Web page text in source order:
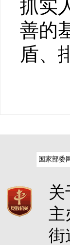
抓实
善的
盾、
关
街